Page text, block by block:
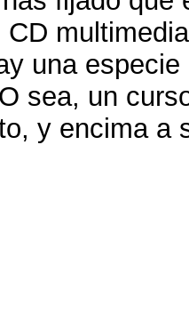
una
sea, un
y encima a